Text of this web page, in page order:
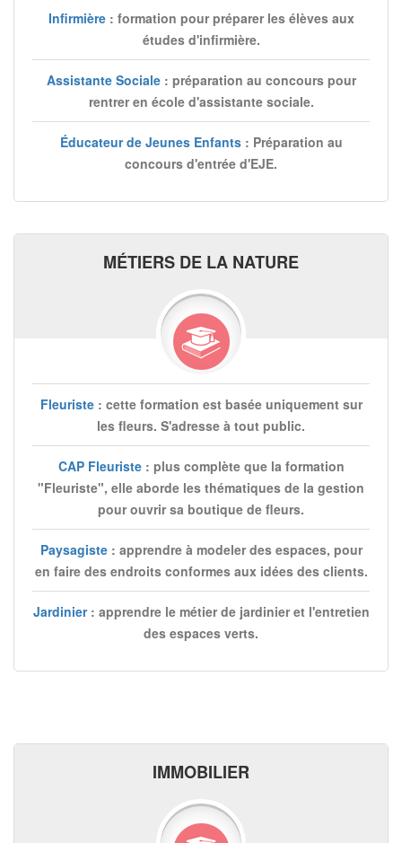
Infirmière: formation pour préparer les élèves aux
études d'infirmière.
Assistante Sociale: préparation au concours pour
rentrer en école d'assistante sociale.
Éducateur de Jeunes Enfants: Préparation au
concours d'entrée d'EJE.
MÉTIERS DE LA NATURE
Fleuriste: cette formation est basée uniquement sur
les fleurs. S'adresse à tout public.
CAP Fleuriste: plus complète que la formation
"Fleuriste", elle aborde les thématiques de la gestion
pour ouvrir sa boutique de fleurs.
Paysagiste: apprendre à modeler des espaces, pour
en faire des endroits conformes aux idées des clients.
Jardinier: apprendre le métier de jardinier et l'entretien
des espaces verts.
IMMOBILIER